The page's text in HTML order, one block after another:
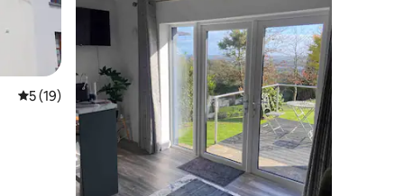
5 de uma avaliação média de 5, 19 avaliações
5 (19)